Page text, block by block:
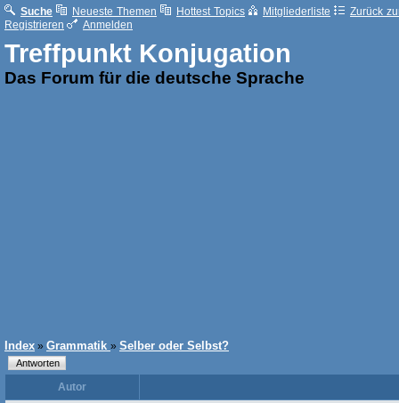
Suche Neueste Themen Hottest Topics Mitgliederliste
Zurück
Registrieren
Anmelden
Treffpunkt Konjugation
Das Forum für die deutsche Sprache
Index » Grammatik » Selber oder Selbst?
Autor